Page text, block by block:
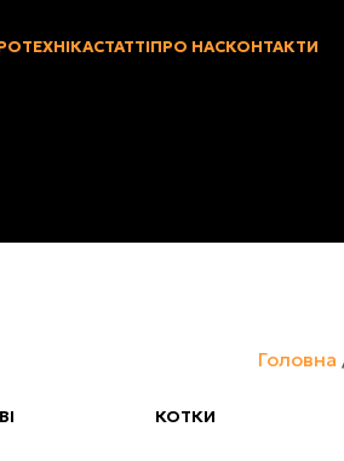
СТАТТІПРО НАСКОНТАКТИ
Головна
КОТКИ